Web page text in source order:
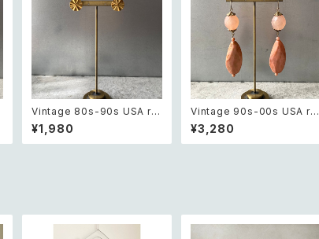
Vintage 80s-90s USA ret
ro sun design pierce レト
ロ アメリカ ヴィンテージ アク
セサリー 太陽 デザイン ピア
¥1,980
Vintage 90s-00s USA ret
ro pink×gold marble bea
ds pierce レトロ アメリカ ヴ
ィンテージ アクセサリー ピン
¥3,280